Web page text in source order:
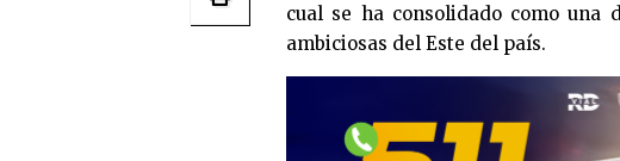
cual se ha consolidado como una
ambiciosas del Este del país.